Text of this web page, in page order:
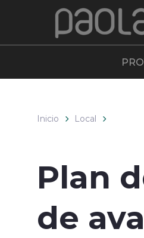
Inicio Local
Plan
de